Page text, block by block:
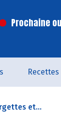
Prochaine
Recettes
et...